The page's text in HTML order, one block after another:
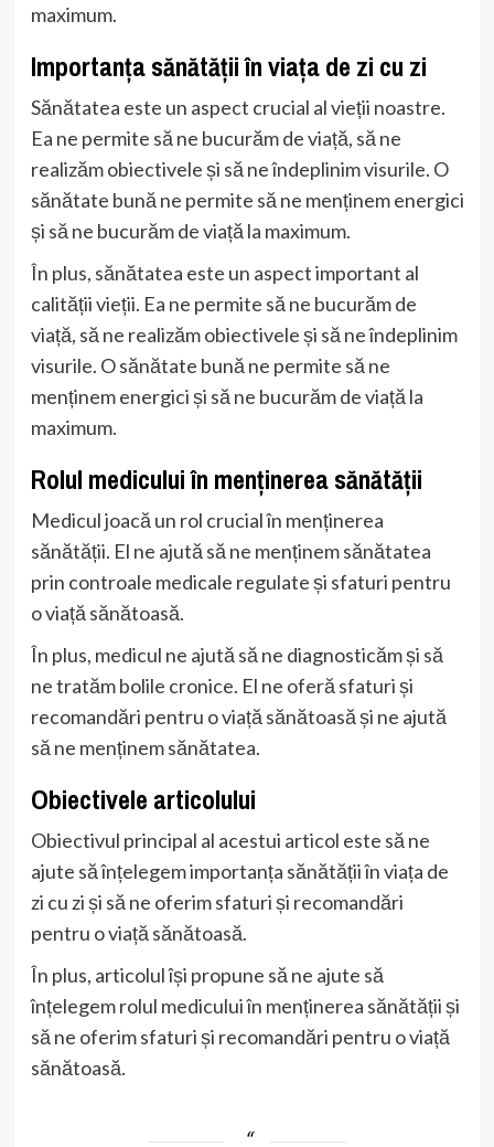
maximum.
Importanța sănătății în viața de zi cu zi
Sănătatea este un aspect crucial al vieții noastre.
Ea ne permite să ne bucurăm de viață, să ne
realizăm obiectivele și să ne îndeplinim visurile. O
sănătate bună ne permite să ne menținem energici
și să ne bucurăm de viață la maximum.
În plus, sănătatea este un aspect important al
calității vieții. Ea ne permite să ne bucurăm de
viață, să ne realizăm obiectivele și să ne îndeplinim
visurile. O sănătate bună ne permite să ne
menținem energici și să ne bucurăm de viață la
maximum.
Rolul medicului în menținerea sănătății
Medicul joacă un rol crucial în menținerea
sănătății. El ne ajută să ne menținem sănătatea
prin controale medicale regulate și sfaturi pentru
o viață sănătoasă.
În plus, medicul ne ajută să ne diagnosticăm și să
ne tratăm bolile cronice. El ne oferă sfaturi și
recomandări pentru o viață sănătoasă și ne ajută
să ne menținem sănătatea.
Obiectivele articolului
Obiectivul principal al acestui articol este să ne
ajute să înțelegem importanța sănătății în viața de
zi cu zi și să ne oferim sfaturi și recomandări
pentru o viață sănătoasă.
În plus, articolul își propune să ne ajute să
înțelegem rolul medicului în menținerea sănătății și
să ne oferim sfaturi și recomandări pentru o viață
sănătoasă.